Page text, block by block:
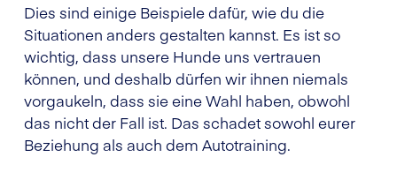
Dies sind einige Beispiele dafür, wie du die
Situationen anders gestalten kannst. Es ist so
wichtig, dass unsere Hunde uns vertrauen
können, und deshalb dürfen wir ihnen niemals
vorgaukeln, dass sie eine Wahl haben, obwohl
das nicht der Fall ist. Das schadet sowohl eurer
Beziehung als auch dem Autotraining.